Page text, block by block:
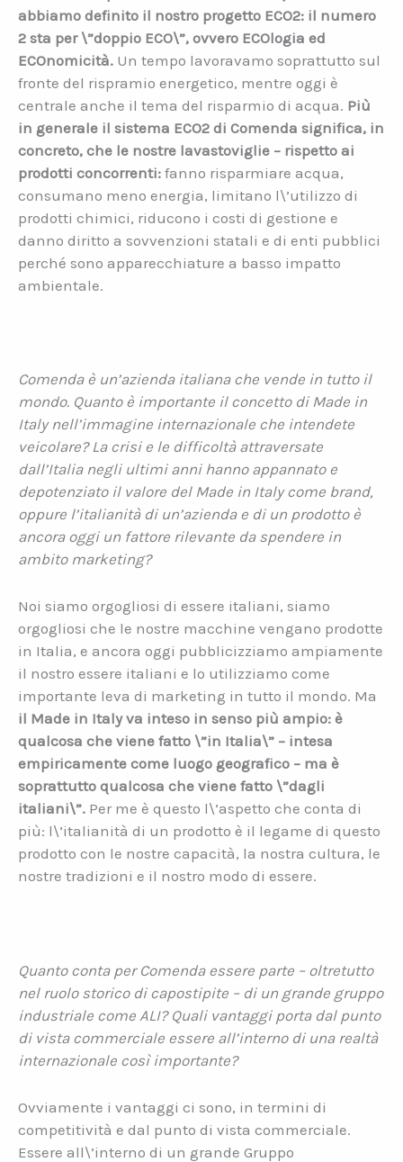
abbiamo definito il nostro progetto ECO2: il numero
2 sta per \”doppio ECO\”, ovvero ECOlogia ed
ECOnomicità. Un tempo lavoravamo soprattutto sul
fronte del rispramio energetico, mentre oggi è
centrale anche il tema del risparmio di acqua. Più
in generale il sistema ECO2 di Comenda significa, in
concreto, che le nostre lavastoviglie – rispetto ai
prodotti concorrenti: fanno risparmiare acqua,
consumano meno energia, limitano l\’utilizzo di
prodotti chimici, riducono i costi di gestione e
danno diritto a sovvenzioni statali e di enti pubblici
perché sono apparecchiature a basso impatto
ambientale.
Comenda è un’azienda italiana che vende in tutto il
mondo. Quanto è importante il concetto di Made in
Italy nell’immagine internazionale che intendete
veicolare? La crisi e le difficoltà attraversate
dall’Italia negli ultimi anni hanno appannato e
depotenziato il valore del Made in Italy come brand,
oppure l’italianità di un’azienda e di un prodotto è
ancora oggi un fattore rilevante da spendere in
ambito marketing?
Noi siamo orgogliosi di essere italiani, siamo
orgogliosi che le nostre macchine vengano prodotte
in Italia, e ancora oggi pubblicizziamo ampiamente
il nostro essere italiani e lo utilizziamo come
importante leva di marketing in tutto il mondo. Ma
il Made in Italy va inteso in senso più ampio: è
qualcosa che viene fatto \”in Italia\” – intesa
empiricamente come luogo geografico – ma è
soprattutto qualcosa che viene fatto \”dagli
italiani\”. Per me è questo l\’aspetto che conta di
più: l\’italianità di un prodotto è il legame di questo
prodotto con le nostre capacità, la nostra cultura, le
nostre tradizioni e il nostro modo di essere.
Quanto conta per Comenda essere parte – oltretutto
nel ruolo storico di capostipite – di un grande gruppo
industriale come ALI? Quali vantaggi porta dal punto
di vista commerciale essere all’interno di una realtà
internazionale così importante?
Ovviamente i vantaggi ci sono, in termini di
competitività e dal punto di vista commerciale.
Essere all\’interno di un grande Gruppo